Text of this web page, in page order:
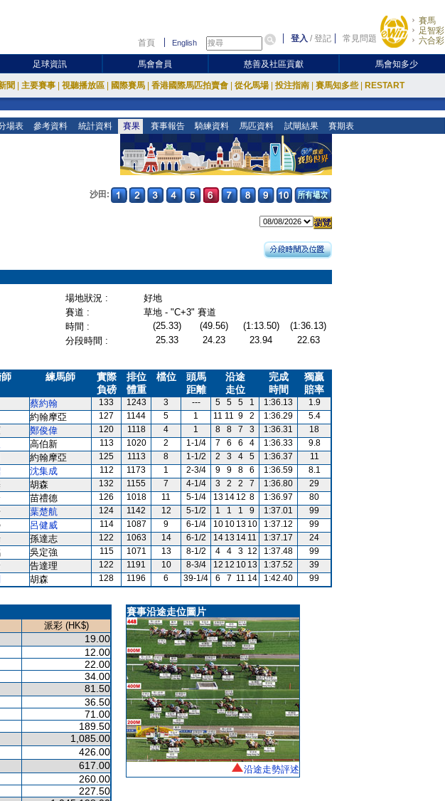
首頁 English 登入 /登記 常見問題
賽馬
足智彩
六合彩
足球資訊 馬會會員 慈善及社區貢獻 馬會知多少
聞 主要賽事 視聽播放區 國際賽馬 香港國際馬匹拍賣會 從化馬場 投注指南 賽馬知多些 RESTART
場表 參考資料 統計資料 賽果 賽事報告 騎練資料 馬匹資料 試閘結果 賽期表
沙田:
場地狀況 :
好地
賽道 :
草地 - "C+3" 賽道
時間 : (25.33) (49.56) (1:13.50)
(1:36.13)
分段時間 :
25.33 24.23 23.94
22.63
練馬師
實際
負磅
排位
體重
檔位
頭馬
距離
沿途
走位
完成
時間
獨贏
賠率
蔡約翰 133 1243 3 --- 5 5 5 1 1:36.13
1.9
約翰摩亞 127 1144 5 1 11 11 9 2 1:36.29
5.4
鄭俊偉 120 1118 4 1 8 8 7 3 1:36.31
18
高伯新 113 1020 2 1-1/4 7 6 6 4 1:36.33
9.8
約翰摩亞 125 1113 8 1-1/2 2 3 4 5 1:36.37
11
沈集成 112 1173 1 2-3/4 9 9 8 6 1:36.59
8.1
胡森 132 1155 7 4-1/4 3 2 2 7 1:36.80
29
苗禮德 126 1018 11 5-1/4 13 14 12 8 1:36.97
80
葉楚航 124 1142 12 5-1/2 1 1 1 9 1:37.01
99
呂健威 114 1087 9 6-1/4 10 10 13 10 1:37.12
99
孫達志 122 1063 14 6-1/2 14 13 14 11 1:37.17
24
吳定強 115 1071 13 8-1/2 4 4 3 12 1:37.48
99
告達理 122 1191 10 8-3/4 12 12 10 13 1:37.52
39
胡森 128 1196 6 39-1/4 6 7 11 14 1:42.40 99
派彩 (HK$)
19.00
12.00
22.00
34.00
81.50
36.50
71.00
189.50
1,085.00
426.00
617.00
260.00
227.50
賽事沿途走位圖片
沿途走勢評述